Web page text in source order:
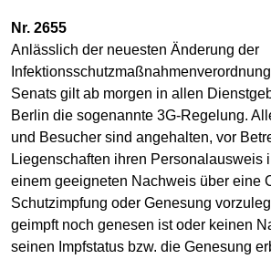
Nr. 2655
Anlässlich der neuesten Änderung der
Senats gilt ab morgen in allen
Berlin die sogenannte 3G-Regelung.
und Besucher sind angehalten, vor
Liegenschaften ihren Personalausweis
einem geeigneten Nachweis über eine
Schutzimpfung oder Genesung
geimpft noch genesen ist oder keinen
seinen Impfstatus bzw. die Genesung